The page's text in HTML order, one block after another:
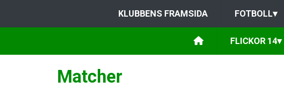
KLUBBENS FRAMSIDA FOTBOLL▾
FLICKOR 14▾
Matcher